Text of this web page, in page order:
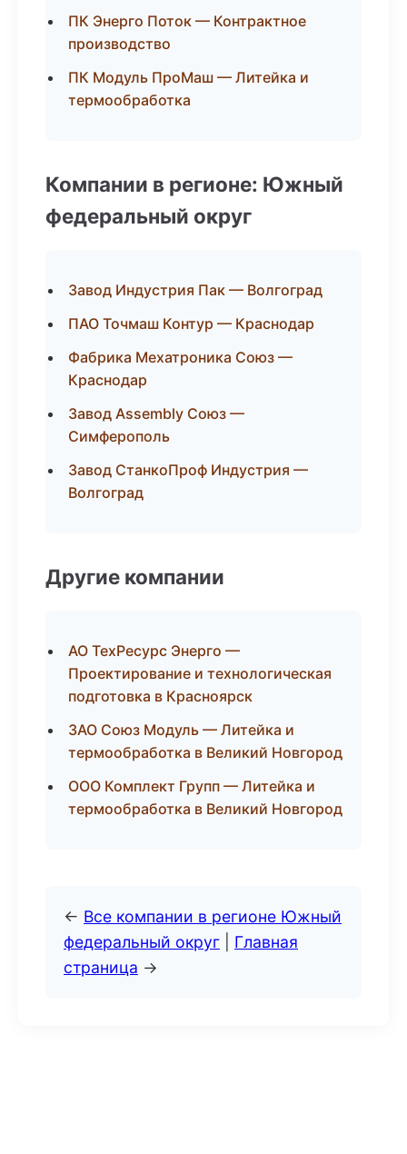
ПК Энерго Поток — Контрактное
производство
ПК Модуль ПроМаш — Литейка и
термообработка
Компании в регионе: Южный
федеральный округ
Завод Индустрия Пак — Волгоград
ПАО Точмаш Контур — Краснодар
Фабрика Мехатроника Союз —
Краснодар
Завод Assembly Союз —
Симферополь
Завод СтанкоПроф Индустрия —
Волгоград
Другие компании
АО ТехРесурс Энерго —
Проектирование и технологическая
подготовка в Красноярск
ЗАО Союз Модуль — Литейка и
термообработка в Великий Новгород
ООО Комплект Групп — Литейка и
термообработка в Великий Новгород
← Все компании в регионе Южный
федеральный округ
Главная
страница →